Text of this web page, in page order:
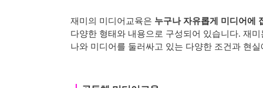
재미의 미디어교육은 누구나 자유롭게 미디어에
다양한 형태와 내용으로 구성되어 있습니다. 재미
나와 미디어를 둘러싸고 있는 다양한 조건과 현